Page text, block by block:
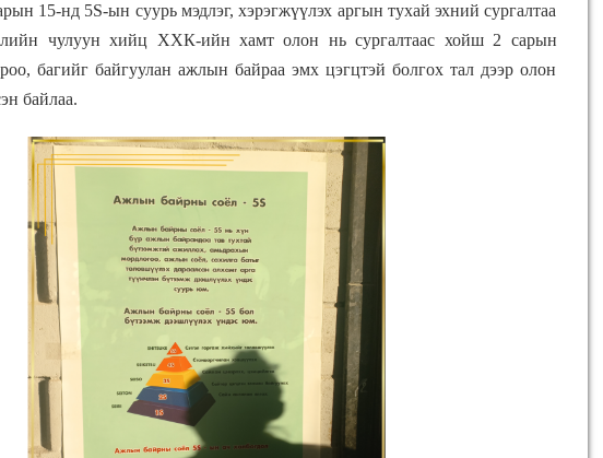
15-нд 5S-ын суурь мэдлэг, хэрэгжүүлэх аргын тухай эхний сургалтаа
чулуун хийц ХХК-ийн хамт олон нь сургалтаас хойш 2 сарын
багийг байгуулан ажлын байраа эмх цэгцтэй болгох тал дээр олон
байлаа.